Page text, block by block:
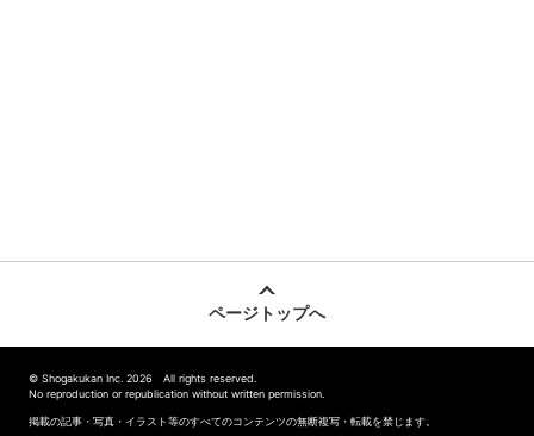
ページトップへ
© Shogakukan Inc. 2026 All rights reserved.
No reproduction or republication without written permission.
掲載の記事・写真・イラスト等のすべてのコンテンツの無断複写・転載を禁じます。